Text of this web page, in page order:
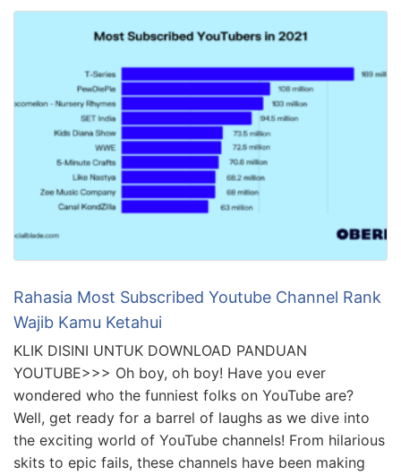
Rahasia Most Subscribed Youtube Channel Rank
Wajib Kamu Ketahui
KLIK DISINI UNTUK DOWNLOAD PANDUAN
YOUTUBE>>> Oh boy, oh boy! Have you ever
wondered who the funniest folks on YouTube are?
Well, get ready for a barrel of laughs as we dive into
the exciting world of YouTube channels! From hilarious
skits to epic fails, these channels have been making